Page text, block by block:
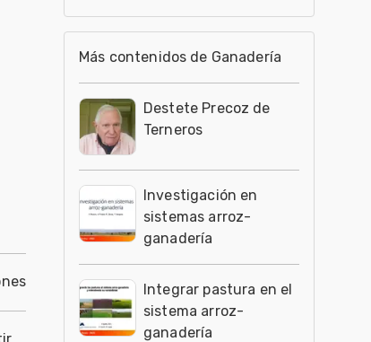
agrario, ali
Más contenidos de Ganadería
Destete Precoz de
Terneros
Investigación en
sistemas arroz-
ganadería
Integrar pastura en el
sistema arroz-
ganadería